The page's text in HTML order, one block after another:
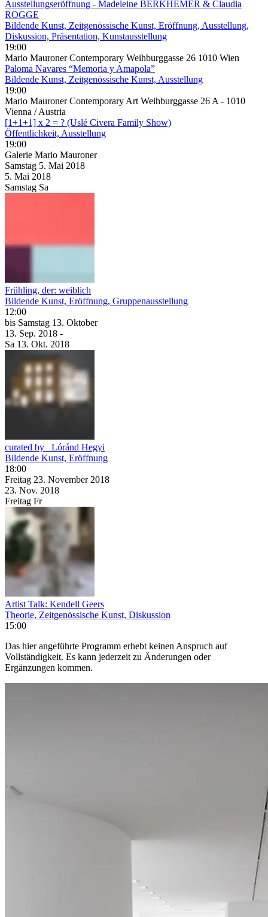
Ausstellungseröffnung - Madeleine BERKHEMER & Claudia
ROGGE
Bildende Kunst, Zeitgenössische Kunst, Eröffnung, Ausstellung,
Diskussion, Präsentation, Kunstausstellung
19:00
Mario Mauroner Contemporary Weihburggasse 26 1010 Wien
Paloma Navares “Memoria y Amapola”
Bildende Kunst, Zeitgenössische Kunst, Ausstellung
19:00
Mario Mauroner Contemporary Art Weihburggasse 26 A - 1010
Vienna / Austria
[1+1+1] x 2 = ? (Uslé Civera Family Show)
Öffentlichkeit, Ausstellung
19:00
Galerie Mario Mauroner
Samstag 5. Mai 2018
5. Mai 2018
Samstag Sa
Frühling, der: weiblich
Bildende Kunst, Eröffnung, Gruppenausstellung
12:00
bis Samstag 13. Oktober
13. Sep. 2018 -
Sa 13. Okt. 2018
curated by_ Lóránd Hegyi
Bildende Kunst, Eröffnung
18:00
Freitag 23. November 2018
23. Nov. 2018
Freitag Fr
Artist Talk: Kendell Geers
Theorie, Zeitgenössische Kunst, Diskussion
15:00
Das hier angeführte Programm erhebt keinen Anspruch auf
Vollständigkeit. Es kann jederzeit zu Änderungen oder
Ergänzungen kommen.